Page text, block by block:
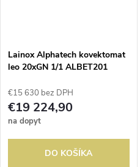
Lainox Alphatech kovektomat
leo 20xGN 1/1 ALBET201
€15 630 bez DPH
€19 224,90
na dopyt
DO KOŠÍKA